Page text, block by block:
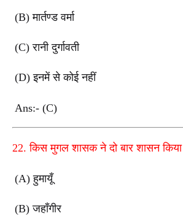
(B)मार्तण्ड वर्मा
(C)रानी दुर्गावती
(D)इनमें से कोई नहीं
Ans:- (C)
22.किस मुगल शासक ने दो बार शासन किया
(A)हुमायूँ
(B)जहाँगीर